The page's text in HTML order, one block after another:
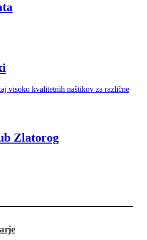
visoko kvalitetnih naštikov za različne
Zlatorog